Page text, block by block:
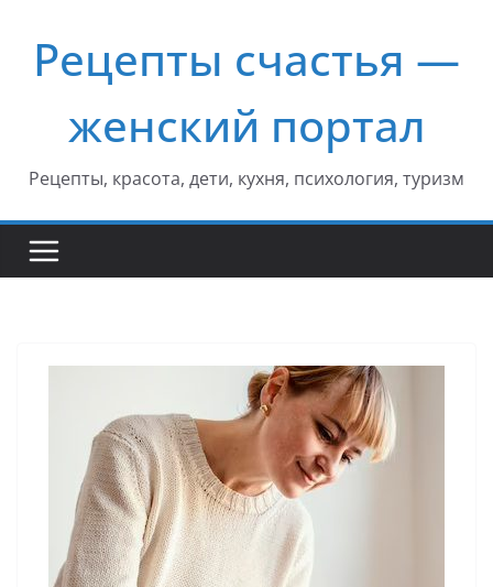
содержимому
Рецепты счастья —
женский портал
Рецепты, красота, дети, кухня, психология, туризм